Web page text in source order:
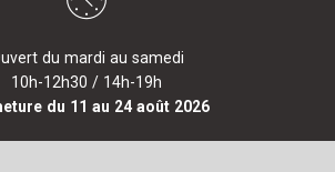
du mardi au samedi
10h-12h30 / 14h-19h
du 11 au 24 août 2026